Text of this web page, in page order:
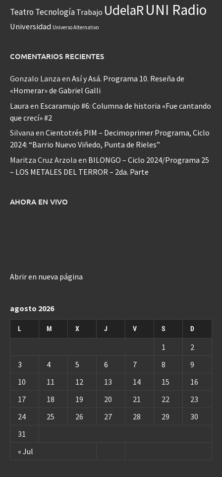
Teatro Tecnología Trabajo UdelaRUNI Radio
Universidad Universo Alternativo
COMENTARIOS RECIENTES
Gonzalo Lanza en Así y Asá. Programa 10. Reseña de
«Homerar» de Gabriel Galli
Laura en Escaramujo #6: Columna de historia «Fue cantando
que crecí» #2
Silvana en Cientotrés PIM – Decimoprimer Programa, Ciclo
2024: “Barrio Nuevo Viñedo, Punta de Rieles”
Maritza Cruz Arzola en BILONGO – Ciclo 2024/Programa 25
– LOS METALES DEL TERROR – 2da. Parte
AHORA EN VIVO
Abrir en nueva página
agosto 2026
L M X J V S D
« Jul
1
2
3
4 5 6 7 8
9
10
11 12 13 14 15
16
17
18 19 20 21 22
23
24
25 26 27 28 29
30
31